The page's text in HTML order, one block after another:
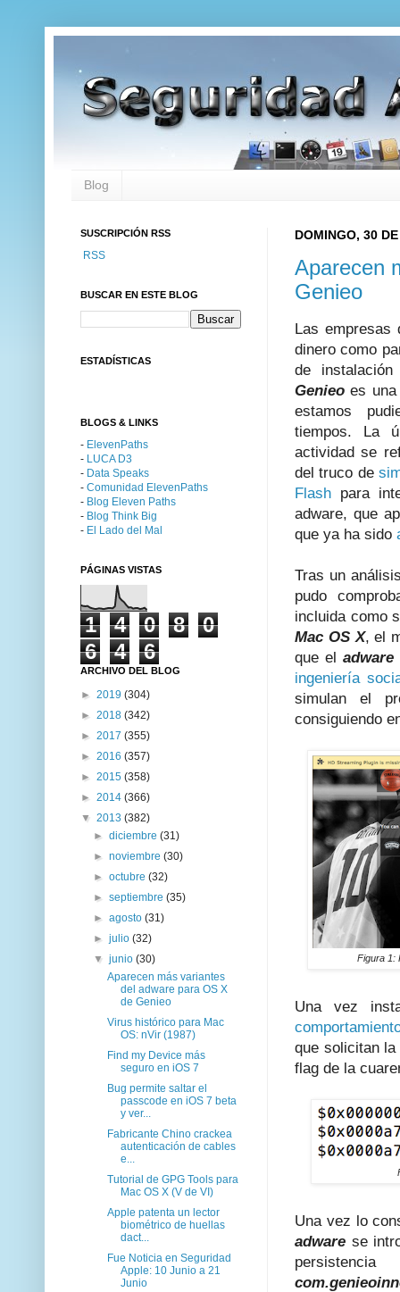
Blog
DOMINGO, 30
Aparecen
Genieo
Las empresas
dinero como
de
Genieo es
estamos
tiempos. La
actividad se
del truco de
Flash para
adware, que
que ya ha sido
Tras un
pudo
incluida como
Mac OS X, el
que eladware
ingeniería
simulan el
consiguiendo
Figura 1:
Una vez
que solicitan
flag de la
Una vez lo
adware se
SUSCRIPCIÓN RSS
RSS
BUSCAR EN ESTE BLOG
ESTADÍSTICAS
BLOGS & LINKS
- ElevenPaths
- LUCA D3
- Data Speaks
- Comunidad ElevenPaths
- Blog Eleven Paths
- Blog Think Big
- El Lado del Mal
PÁGINAS VISTAS
1 4 0 8
0
6
4 6
ARCHIVO DEL BLOG
► 2019 (304)
► 2018 (342)
► 2017 (355)
► 2016 (357)
► 2015 (358)
► 2014 (366)
▼ 2013 (382)
►diciembre(31)
►noviembre(30)
►octubre(32)
►septiembre(35)
►agosto(31)
►julio(32)
▼junio(30)
Aparecen más variantes
del adware para OS X
de Genieo
Virus histórico para Mac
OS: nVir (1987)
Find my Device más
seguro en iOS 7
Bug permite saltar el
passcode en iOS 7 beta
y ver...
Fabricante Chino crackea
autenticación de cables
e...
Tutorial de GPG Tools para
Mac OS X (V de VI)
Apple patenta un lector
biométrico de huellas
dact...
Fue Noticia en Seguridad
Apple: 10 Junio a 21
Junio